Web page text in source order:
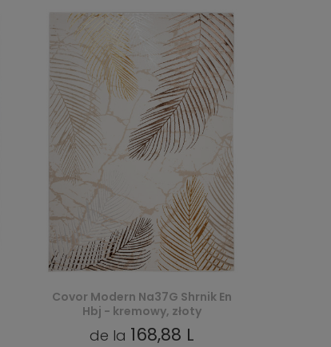
Covor Modern Na37G Shrnik En
Hbj - kremowy, złoty
de la 168,88 L